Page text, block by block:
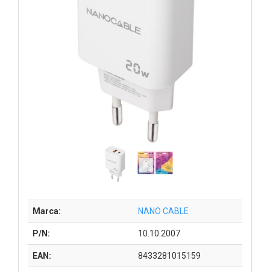
Marca: NANO CABLE
P/N: 10.10.2007
EAN: 8433281015159